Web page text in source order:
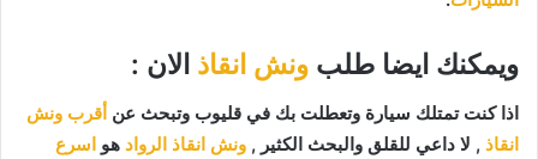
ويمكنك ايضا طلب ونش انقاذ الان :
اذا كنت تمتلك سيارة وتعطلت بك في قليوب وتبحث عن أقرب ونش
انقاذ , لا داعي للقلق والبحث الكثير , ونش انقاذ الرواد هو اسرع